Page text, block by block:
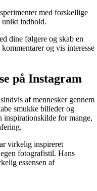
med forskellige
unikt indhold.
dine følgere og skab en
og vis interesse
på Instagram
af mennesker gennem
smukke billeder og
inspirationskilde for mange,
virkelig inspireret
fotografistil. Hans
essensen af